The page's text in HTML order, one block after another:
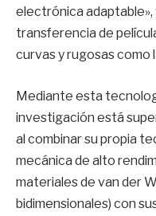
electrónica adaptable»,
transferencia de
curvas y rugosas como
Mediante esta
investigación está
al combinar su propia
mecánica de alto
materiales de van der
bidimensionales) con